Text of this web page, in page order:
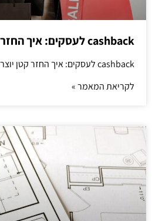
cashback לעסקים: איך החזר קטן יוצר יתרון גדול
cashback לעסקים: איך החזר קטן יוצר יתרון גדול
לקריאת המאמר »